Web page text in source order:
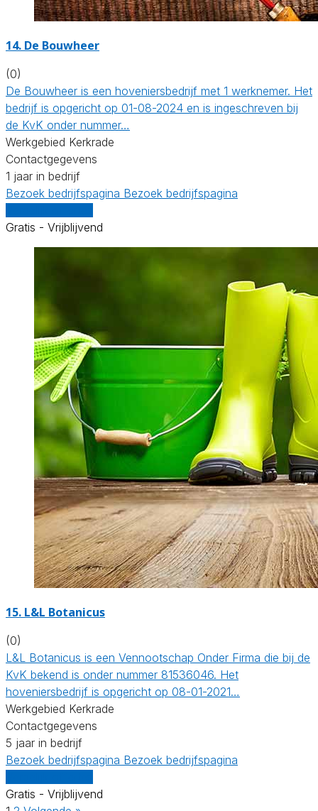
14. De Bouwheer
(0)
De Bouwheer is een hoveniersbedrijf met 1 werknemer. Het
bedrijf is opgericht op 01-08-2024 en is ingeschreven bij
de KvK onder nummer…
Werkgebied Kerkrade
Contactgegevens
1 jaar in bedrijf
Bezoek bedrijfspagina Bezoek bedrijfspagina
Gratis - Vrijblijvend
15. L&L Botanicus
(0)
L&L Botanicus is een Vennootschap Onder Firma die bij de
KvK bekend is onder nummer 81536046. Het
hoveniersbedrijf is opgericht op 08-01-2021…
Werkgebied Kerkrade
Contactgegevens
5 jaar in bedrijf
Bezoek bedrijfspagina Bezoek bedrijfspagina
Gratis - Vrijblijvend